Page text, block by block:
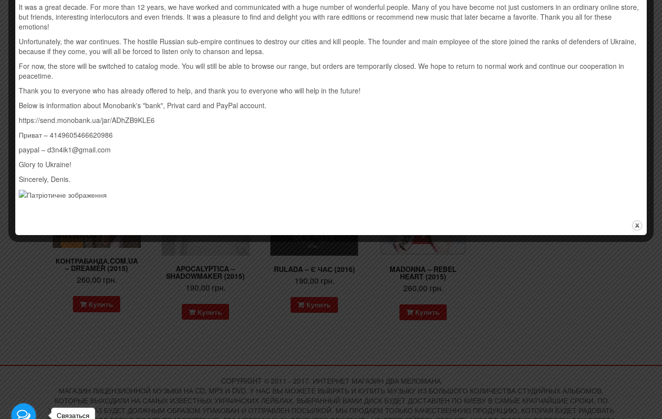
A1 War In 1:36
A2 Gas Mask 5:54
A4 Verdun 5:25
B1 Caught In The Crossfire 6:17
B2 Zeppelin Raids 5:09
B3 Ottoman Rise 8:57
C1 Arditi 4:58
C2 Battlefield 5:41
C3 War Out 1:55
D1 Something In The Way (Nirvana Cover, Schlacht An Der Somme Version) 10:01
Стиль: Black Metal, Sludge Metal, Death Metal, Doom Metal
Похожие товары
КОНТРАБАНДА.COM.UA
– DREAMER (2015)
260,00 грн.
Купить
APOCALYPTICA –
SHADOWMAKER (2015)
190,00 грн.
Купить
RULADA – Є ЧАС (2016)
190,00 грн.
Купить
MADONNA – REBEL
HEART (2015)
260,00 грн.
Купить
New Age
COPYRIGHT © 2011 - 2017. ИНТЕРНЕТ МАГАЗИН ДВА МЕЛОМАНА
МАГАЗИН ЛИЦЕНЗИОННОЙ МУЗЫКИ НА CD, MP3 И DVD. У НАС ВЫ МОЖЕТЕ ВЫБРАТЬ И КУПИТЬ МУЗЫКУ ИЗ БОЛЬШОГО КОЛИЧЕСТВА СТУДИЙНЫХ АЛЬБОМОВ,
КОТОРЫЕ ВЫХОДИЛИ НА САМЫХ ИЗВЕСТНЫХ УКРАИНСКИХ ЛЕЙБЛАХ. ВЫБРАННЫЙ ВАМИ ДИСК БУДЕТ ДОСТАВЛЕН ПО КИЕВУ В САМЫЕ КРАТЧАЙШИЕ СРОКИ, ПО
УКРАИНЕ ЗАКАЗ БУДЕТ ДОЛЖНЫМ ОБРАЗОМ УПАКОВАН И ОТПРАВЛЕН ПОСЫЛКОЙ. МЫ ПРОДАЕМ ТОЛЬКО КАЧЕСТВЕННУЮ ПРОДУКЦИЮ, КОТОРАЯ БУДЕТ РАДОВАТЬ
Связаться
It was a great decade. For more than 12 years, we have worked and communicated with a huge number of wonderful people. Many of you have become not just customers in an ordinary online store,
but friends, interesting interlocutors and even friends. It was a pleasure to find and delight you with rare editions or recommend new music that later became a favorite. Thank you all for these
emotions!
Unfortunately, the war continues. The hostile Russian sub-empire continues to destroy our cities and kill people. The founder and main employee of the store joined the ranks of defenders of Ukraine,
because if they come, you will all be forced to listen only to chanson and lepsa.
For now, the store will be switched to catalog mode. You will still be able to browse our range, but orders are temporarily closed. We hope to return to normal work and continue our cooperation in
peacetime.
Thank you to everyone who has already offered to help, and thank you to everyone who will help in the future!
Below is information about Monobank's "bank", Privat card and PayPal account.
https://send.monobank.ua/jar/ADhZB9KLE6
Приват – 4149605466620986
paypal – d3n4ik1@gmail.com
Glory to Ukraine!
Sincerely, Denis.